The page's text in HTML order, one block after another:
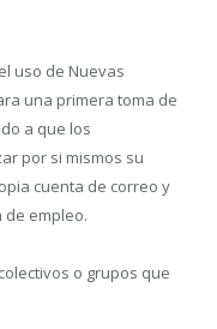
uso de Nuevas
una primera toma de
a que los
por si mismos su
cuenta de correo y
empleo.
o grupos que